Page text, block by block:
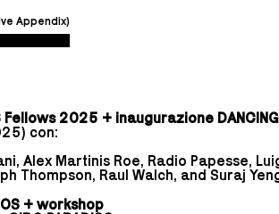
Appendix)
2025 + inaugurazione DANCING
con:
Alex Martinis Roe, Radio Papesse,
Thompson, Raul Walch, and Suraj
+ workshop